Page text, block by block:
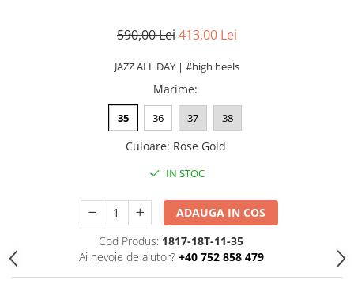
590,00 Lei413,00 Lei
JAZZ ALL DAY | #high heels
Marime:
35 36 37 38
Culoare: Rose Gold
IN STOC
ADAUGA IN COS
Cod Produs: 1817-18T-11-35
Ai nevoie de ajutor? +40 752 858 479